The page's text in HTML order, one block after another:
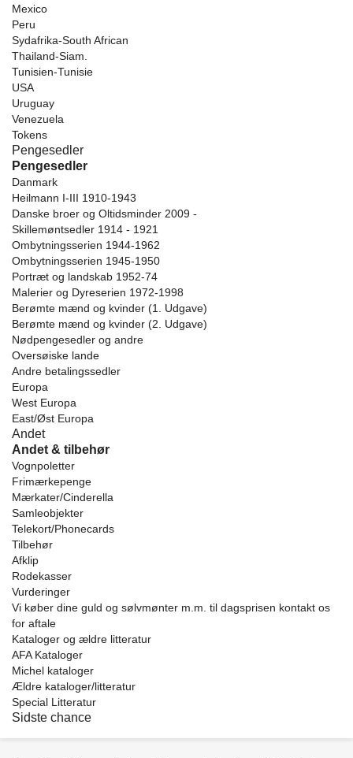
Mexico
Peru
Sydafrika-South African
Thailand-Siam.
Tunisien-Tunisie
USA
Uruguay
Venezuela
Tokens
Pengesedler
Pengesedler
Danmark
Heilmann I-III 1910-1943
Danske broer og Oltidsminder 2009 -
Skillemøntsedler 1914 - 1921
Ombytningsserien 1944-1962
Ombytningsserien 1945-1950
Portræt og landskab 1952-74
Malerier og Dyreserien 1972-1998
Berømte mænd og kvinder (1. Udgave)
Berømte mænd og kvinder (2. Udgave)
Nødpengesedler og andre
Oversøiske lande
Andre betalingssedler
Europa
West Europa
East/Øst Europa
Andet
Andet & tilbehør
Vognpoletter
Frimærkepenge
Mærkater/Cinderella
Samleobjekter
Telekort/Phonecards
Tilbehør
Afklip
Rodekasser
Vurderinger
Vi køber dine guld og sølvmønter m.m. til dagsprisen kontakt os
for aftale
Kataloger og ældre litteratur
AFA Kataloger
Michel kataloger
Ældre kataloger/litteratur
Special Litteratur
Sidste chance